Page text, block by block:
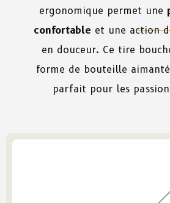
ergonomique permet une
confortable et une action
en douceur. Ce tire
forme de bouteille
parfait pour les